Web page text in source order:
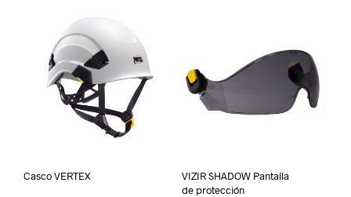
Casco VERTEX
VIZIR SHADOW Pantalla
de protección